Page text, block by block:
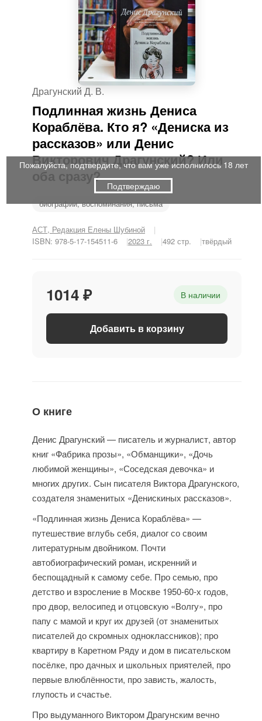
Драгунский Д. В.
Подлинная жизнь Дениса
Кораблёва. Кто я? «Дениска из
рассказов» или Денис
Викторович Драгунский? Или
оба сразу?
биографии, воспоминания, письма
АСТ, Редакция Елены Шубиной
ISBN: 978-5-17-154511-6
2023 г. 492 стр. твёрдый
1014 ₽ В наличии
Добавить в корзину
О книге
Денис Драгунский — писатель и журналист, автор
книг «Фабрика прозы», «Обманщики», «Дочь
любимой женщины», «Соседская девочка» и
многих других. Сын писателя Виктора Драгунского,
создателя знаменитых «Денискиных рассказов».
«Подлинная жизнь Дениса Кораблёва» —
путешествие вглубь себя, диалог со своим
литературным двойником. Почти
автобиографический роман, искренний и
беспощадный к самому себе. Про семью, про
детство и взросление в Москве 1950-60-х годов,
про двор, велосипед и отцовскую «Волгу», про
папу с мамой и круг их друзей (от знаменитых
писателей до скромных одноклассников); про
квартиру в Каретном Ряду и дом в писательском
посёлке, про дачных и школьных приятелей, про
первые влюблённости, про зависть, жалость,
глупость и счастье.
Про выдуманного Виктором Драгунским вечно
Пожалуйста, подтвердите, что вам уже исполнилось 18 лет
Подтверждаю